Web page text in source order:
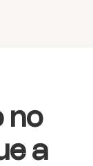
no
a